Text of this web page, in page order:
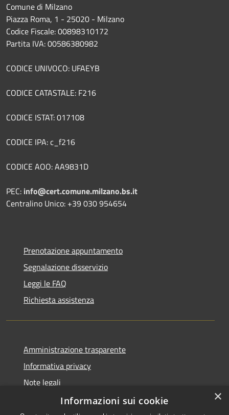
Comune di Milzano
Piazza Roma, 1 - 25020 - Milzano
Codice Fiscale: 00898310172
Partita IVA: 00586380982
CODICE UNIVOCO: UFAEYB
CODICE CATASTALE: F216
CODICE ISTAT: 017108
CODICE IPA: c_f216
CODICE AOO: AA9831D
PEC: info@cert.comune.milzano.bs.it
Centralino Unico: +39 030 954654
Prenotazione appuntamento
Segnalazione disservizio
Leggi le FAQ
Richiesta assistenza
Amministrazione trasparente
Informativa privacy
Note legali
Dichiarazione di accessibilità
×
Informazioni sui cookie